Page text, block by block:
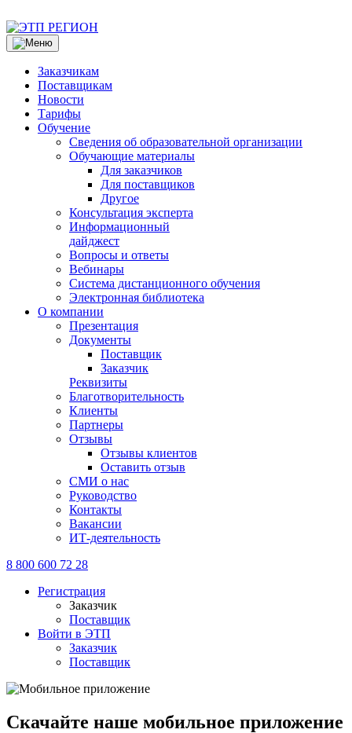
Заказчикам
Поставщикам
Новости
Тарифы
Обучение
Сведения об образовательной организации
Обучающие материалы
Для заказчиков
Для поставщиков
Другое
Консультация эксперта
Информационный
дайджест
Вопросы и ответы
Вебинары
Система дистанционного обучения
Электронная библиотека
О компании
Презентация
Документы
Поставщик
Заказчик
Реквизиты
Благотворительность
Клиенты
Партнеры
Отзывы
Отзывы клиентов
Оставить отзыв
СМИ о нас
Руководство
Контакты
Вакансии
ИТ-деятельность
8 800 600 72 28
Регистрация
Заказчик
Поставщик
Войти в ЭТП
Заказчик
Поставщик
Скачайте наше мобильное приложение